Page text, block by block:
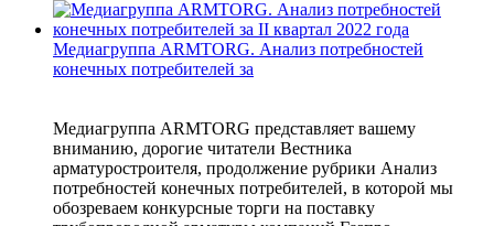
Медиагруппа ARMTORG. Анализ потребностей
конечных потребителей за
Медиагруппа ARMTORG представляет вашему
вниманию, дорогие читатели Вестника
арматуростроителя, продолжение рубрики Анализ
потребностей конечных потребителей, в которой мы
обозреваем конкурсные торги на поставку